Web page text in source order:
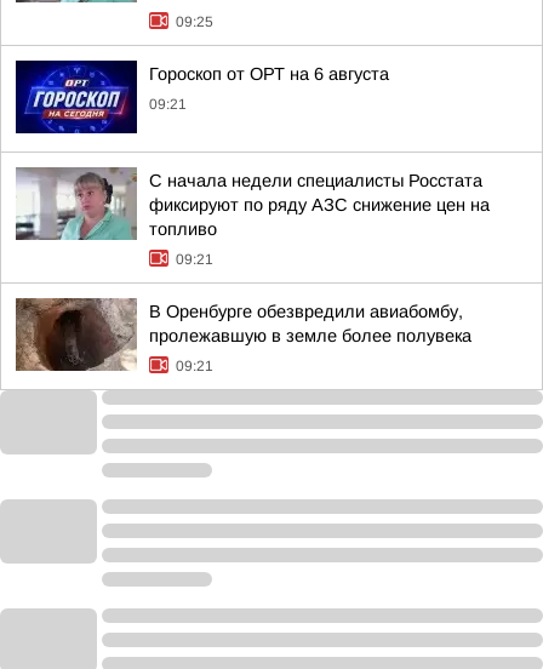
09:25
Гороскоп от ОРТ на 6 августа
09:21
С начала недели специалисты Росстата
фиксируют по ряду АЗС снижение цен на
топливо
09:21
В Оренбурге обезвредили авиабомбу,
пролежавшую в земле более полувека
09:21